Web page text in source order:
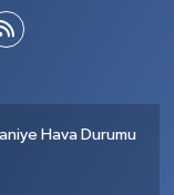
Hava Durumu